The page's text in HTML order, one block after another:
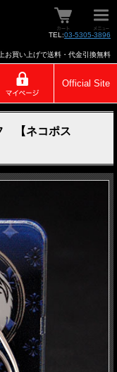
TEL:03-5305-3896
お買い上げで送料・代金引換無料
Official Site
【ネコポス